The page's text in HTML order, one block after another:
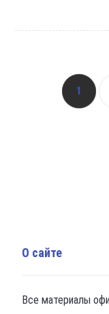
1
О сайте
Все материалы